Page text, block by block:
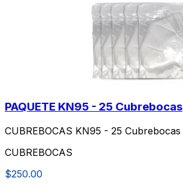
PAQUETE KN95 - 25 Cubrebocas
CUBREBOCAS KN95 - 25 Cubrebocas
CUBREBOCAS
$250.00